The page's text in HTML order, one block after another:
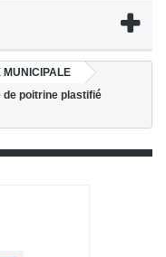
MUNICIPALE
de poitrine plastifié